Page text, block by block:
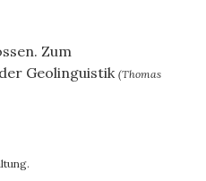
Zum
Geolinguistik (Thomas